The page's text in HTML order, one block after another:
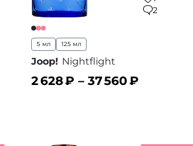
2
5 мл 125 мл
Joop! Nightflight
2 628₽ – 37 560₽